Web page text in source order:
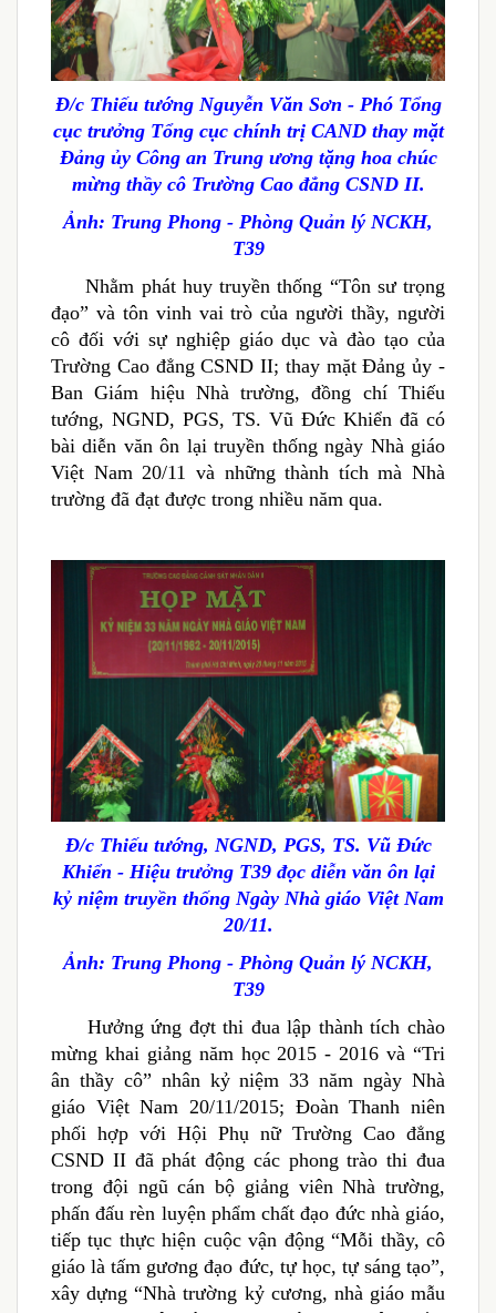
Đ/c Thiếu tướng Nguyễn Văn Sơn - Phó Tổng
cục trưởng Tổng cục chính trị CAND thay mặt
Đảng ủy Công an Trung ương tặng hoa chúc
mừng thầy cô Trường Cao đẳng CSND II.
Ảnh: Trung Phong - Phòng Quản lý NCKH,
T39
Nhằm phát huy truyền thống “Tôn sư trọng
đạo” và tôn vinh vai trò của người thầy, người
cô đối với sự nghiệp giáo dục và đào tạo của
Trường Cao đẳng CSND II; thay mặt Đảng ủy -
Ban Giám hiệu Nhà trường, đồng chí Thiếu
tướng, NGND, PGS, TS. Vũ Đức Khiển đã có
bài diễn văn ôn lại truyền thống ngày Nhà giáo
Việt Nam 20/11 và những thành tích mà Nhà
trường đã đạt được trong nhiều năm qua.
Đ/c Thiếu tướng, NGND, PGS, TS. Vũ Đức
Khiển - Hiệu trưởng T39 đọc diễn văn ôn lại
kỷ niệm truyền thống Ngày Nhà giáo Việt Nam
20/11.
Ảnh: Trung Phong - Phòng Quản lý NCKH,
T39
Hưởng ứng đợt thi đua lập thành tích chào
mừng khai giảng năm học 2015 - 2016 và “Tri
ân thầy cô” nhân kỷ niệm 33 năm ngày Nhà
giáo Việt Nam 20/11/2015; Đoàn Thanh niên
phối hợp với Hội Phụ nữ Trường Cao đẳng
CSND II đã phát động các phong trào thi đua
trong đội ngũ cán bộ giảng viên Nhà trường,
phấn đấu rèn luyện phẩm chất đạo đức nhà giáo,
tiếp tục thực hiện cuộc vận động “Mỗi thầy, cô
giáo là tấm gương đạo đức, tự học, tự sáng tạo”,
xây dựng “Nhà trường kỷ cương, nhà giáo mẫu